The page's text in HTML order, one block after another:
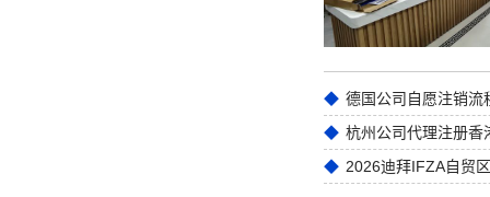
德国公司自愿注销流
2026迪拜IFZA自贸